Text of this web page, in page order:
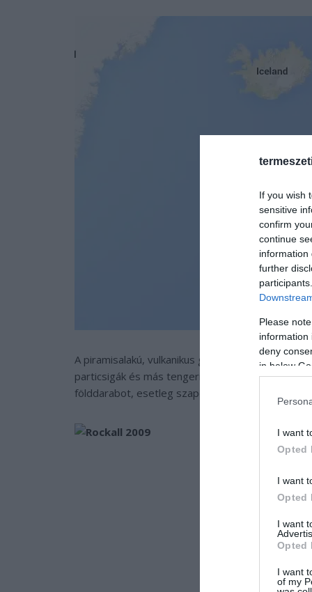
If you wish
sensitive
confirm
continue
information
further
Please
information
deny
in below
I want
Opted
I want
Opted
I want
Opted
I want
of my
A piramisalakú, vulkanikus gránittömb körül az
particsigák és más tengeri puhatestűek jelentik.
földdarabot, esetleg szaporodásra, ha a víz